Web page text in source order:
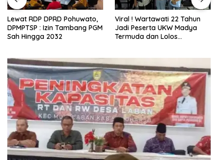
Lewat RDP DPRD Pohuwato,
DPMPTSP : Izin Tambang PGM
Sah Hingga 2032
Viral ! Wartawati 22 Tahun
Jadi Peserta UKW Madya
Termuda dan Lolos